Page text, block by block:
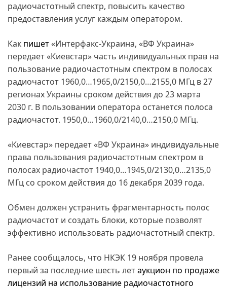
радиочастотный спектр, повысить качество
предоставления услуг каждым оператором.
Как пишет«Интерфакс-Украина, «ВФ Украина»
передает «Киевстар» часть индивидуальных прав на
пользование радиочастотным спектром в полосах
радиочастот 1960,0…1965,0/2150,0…2155,0 МГц в 27
регионах Украины сроком действия до 23 марта
2030 г. В пользовании оператора останется полоса
радиочастот. 1950,0…1960,0/2140,0…2150,0 МГц.
«Киевстар» передает «ВФ Украина» индивидуальные
права пользования радиочастотным спектром в
полосах радиочастот 1940,0…1945,0/2130,0…2135,0
МГц со сроком действия до 16 декабря 2039 года.
Обмен должен устранить фрагментарность полос
радиочастот и создать блоки, которые позволят
эффективно использовать радиочастотный спектр.
Ранее сообщалось, что НКЭК 19 ноября провела
первый за последние шесть летаукцион по продаже
лицензий на использование радиочастотного